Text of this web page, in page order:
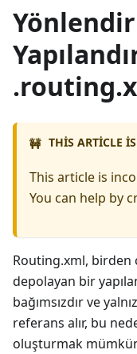
🚧 THIS ARTICLE
This article is
You can help by
Routing.xml,
depolayan bir
bağımsızdır ve
referans alır, bu
oluşturmak